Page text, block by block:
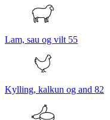
Lam, sau og vilt 55
Kylling, kalkun og and 82